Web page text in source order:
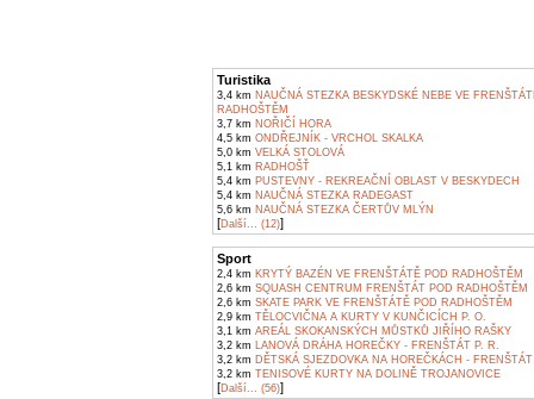
Turistika
3,4 km NAUČNÁ STEZKA BESKYDSKÉ NEBE VE
RADHOŠTĚM
3,7 km NOŘIČÍ HORA
4,5 km ONDŘEJNÍK - VRCHOL SKALKA
5,0 km VELKÁ STOLOVÁ
5,1 km RADHOŠŤ
5,4 km PUSTEVNY - REKREAČNÍ OBLAST V BESKYDECH
5,4 km NAUČNÁ STEZKA RADEGAST
5,6 km NAUČNÁ STEZKA ČERTŮV MLÝN
[Další... (12)]
Sport
2,4 km KRYTÝ BAZÉN VE FRENŠTÁTĚ POD RADHOŠTĚM
2,6 km SQUASH CENTRUM FRENŠTÁT POD RADHOŠTĚM
2,6 km SKATE PARK VE FRENŠTÁTĚ POD RADHOŠTĚM
2,9 km TĚLOCVIČNA A KURTY V KUNČICÍCH P. O.
3,1 km AREÁL SKOKANSKÝCH MŮSTKŮ JIŘÍHO RAŠKY
3,2 km LANOVÁ DRÁHA HOREČKY - FRENŠTÁT P. R.
3,2 km DĚTSKÁ SJEZDOVKA NA HOREČKÁCH -
3,2 km TENISOVÉ KURTY NA DOLINĚ TROJANOVICE
[Další... (56)]